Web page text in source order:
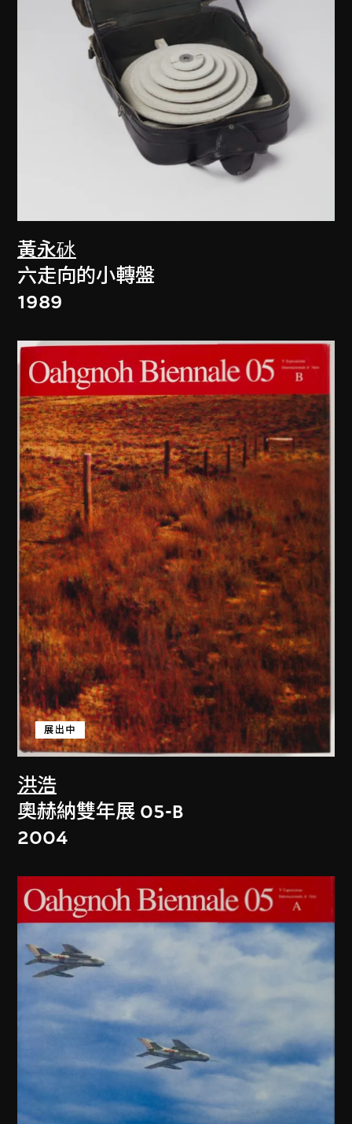
黃永砅
六走向的小轉盤
1989
洪浩
展出中
奧赫納雙年展 05-B
2004